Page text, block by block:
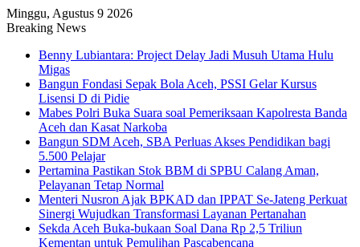
Minggu, Agustus 9 2026
Breaking News
Benny Lubiantara: Project Delay Jadi Musuh Utama Hulu
Migas
Bangun Fondasi Sepak Bola Aceh, PSSI Gelar Kursus
Lisensi D di Pidie
Mabes Polri Buka Suara soal Pemeriksaan Kapolresta Banda
Aceh dan Kasat Narkoba
Bangun SDM Aceh, SBA Perluas Akses Pendidikan bagi
5.500 Pelajar
Pertamina Pastikan Stok BBM di SPBU Calang Aman,
Pelayanan Tetap Normal
Menteri Nusron Ajak BPKAD dan IPPAT Se-Jateng Perkuat
Sinergi Wujudkan Transformasi Layanan Pertanahan
Sekda Aceh Buka-bukaan Soal Dana Rp 2,5 Triliun
Kementan untuk Pemulihan Pascabencana